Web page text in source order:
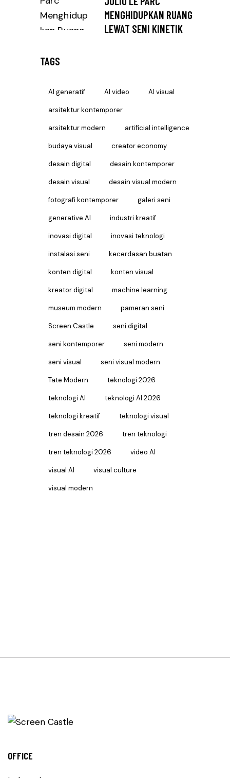
MENGHIDUPKAN RUANG
LEWAT SENI KINETIK
TAGS
AI generatif AI video AI visual
arsitektur kontemporer
arsitektur modern artificial intelligence
budaya visual creator economy
desain digital desain kontemporer
desain visual desain visual modern
fotografi kontemporer galeri seni
generative AI industri kreatif
inovasi digital inovasi teknologi
instalasi seni kecerdasan buatan
konten digital konten visual
kreator digital machine learning
museum modern pameran seni
Screen Castle seni digital
seni kontemporer seni modern
seni visual seni visual modern
Tate Modern teknologi 2026
teknologi AI teknologi AI 2026
teknologi kreatif teknologi visual
tren desain 2026 tren teknologi
tren teknologi 2026 video AI
visual AI visual culture
visual modern
OFFICE